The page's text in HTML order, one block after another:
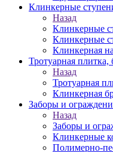
Клинкерные
Назад
Клинкерные
Клинкерные
Клинкерная
Тротуарная плитка,
Назад
Тротуарная
Клинкерная
Заборы и
Назад
Заборы и
Клинкерные
Полимерно-